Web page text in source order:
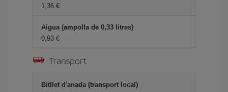
1,36
Aigua (ampolla de 0,33 litres)
0,93
Transport
Bitllet d'anada (transport local)